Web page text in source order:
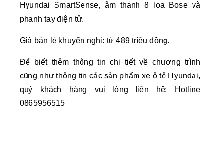
Hyundai SmartSense, âm thanh 8 loa Bose và
phanh tay điện tử.
Giá bán lẻ khuyến nghị: từ 489 triệu đồng.
Để biết thêm thông tin chi tiết về chương trình
cũng như thông tin các sản phẩm xe ô tô Hyundai,
quý khách hàng vui lòng liên hệ: Hotline
0865956515